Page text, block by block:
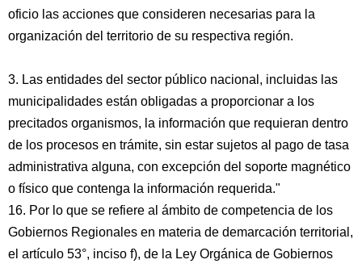
oficio las acciones que consideren necesarias para la
organización del territorio de su respectiva región.
3. Las entidades del sector público nacional, incluidas las
municipalidades están obligadas a proporcionar a los
precitados organismos, la información que requieran dentro
de los procesos en trámite, sin estar sujetos al pago de tasa
administrativa alguna, con excepción del soporte magnético
o físico que contenga la información requerida."
16. Por lo que se refiere al ámbito de competencia de los
Gobiernos Regionales en materia de demarcación territorial,
el artículo 53°, inciso f), de la Ley Orgánica de Gobiernos